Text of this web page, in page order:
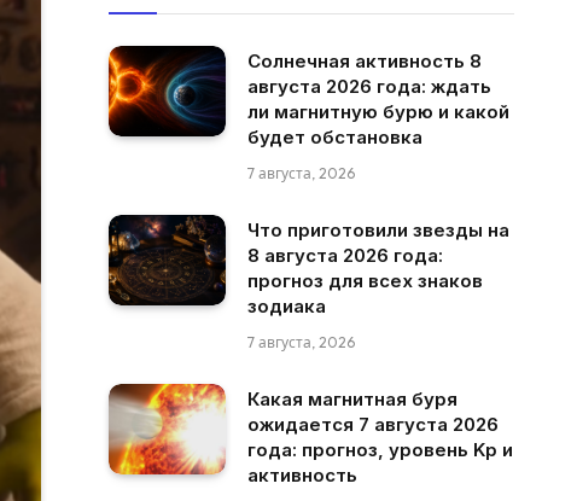
Солнечная активность 8
августа 2026 года: ждать
ли магнитную бурю и какой
будет обстановка
7 августа, 2026
Что приготовили звезды на
8 августа 2026 года:
прогноз для всех знаков
зодиака
7 августа, 2026
Какая магнитная буря
ожидается 7 августа 2026
года: прогноз, уровень Kp и
активность